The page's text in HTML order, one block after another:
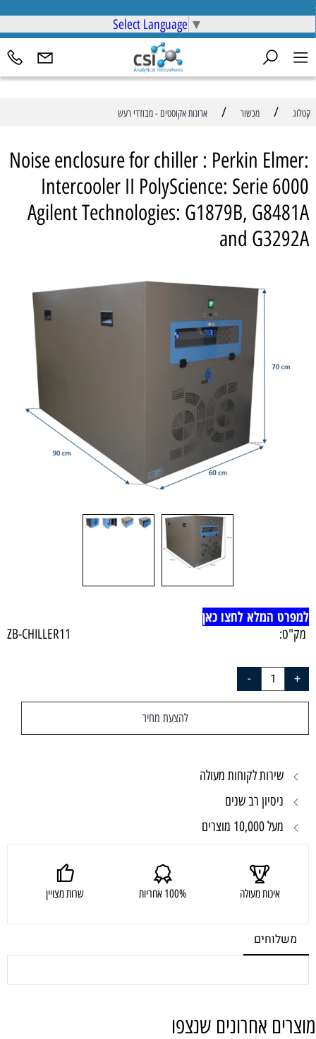
Select Language ▼
קטלוג / מכשור / ארונות אקוסטים - מבודדי רעש
Noise enclosure for chiller : Perkin Elmer:
Intercooler II PolyScience: Serie 6000
Agilent Technologies: G1879B, G8481A
and G3292A
למפרט המלא לחצו כאן
מק"ט: ZB-CHILLER11
להצעת מחיר
שירות לקוחות מעולה
ניסיון רב שנים
מעל 10,000 מוצרים
איכות מעולה 100% אחריות שרות מצויין
משלוחים
מוצרים אחרונים שנצפו